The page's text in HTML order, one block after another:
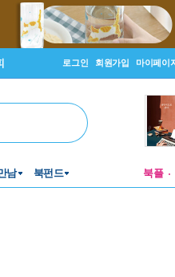
로그인 회원가입 마이페이
남 북펀드 북플